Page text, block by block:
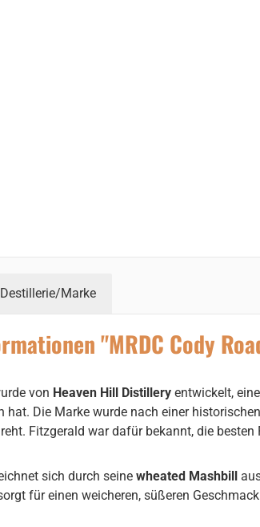
Destillerie/Marke
"MRDC Cody
von Heaven Hill Distillery entwickelt,
hat. Die Marke wurde nach einer
Fitzgerald war dafür bekannt, die besten
sich durch seine wheated Mashbill
für einen weicheren, süßeren